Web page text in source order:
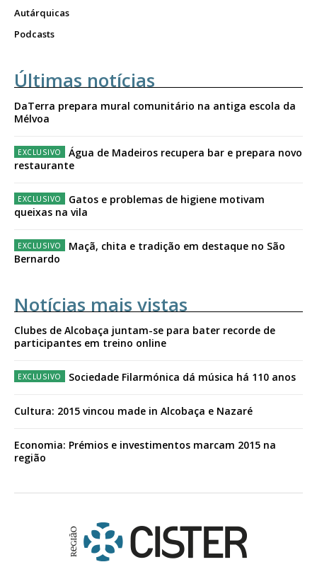
Autárquicas
Podcasts
Últimas notícias
DaTerra prepara mural comunitário na antiga escola da
Mélvoa
Água de Madeiros recupera bar e prepara novo
restaurante
Gatos e problemas de higiene motivam
queixas na vila
Maçã, chita e tradição em destaque no São
Bernardo
Notícias mais vistas
Clubes de Alcobaça juntam-se para bater recorde de
participantes em treino online
Sociedade Filarmónica dá música há 110 anos
Cultura: 2015 vincou made in Alcobaça e Nazaré
Economia: Prémios e investimentos marcam 2015 na
região